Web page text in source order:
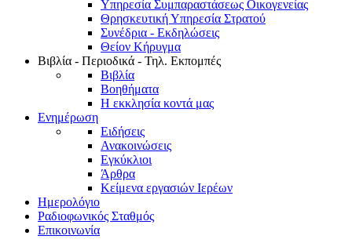
Υπηρεσία Συμπαραστάσεως Οικογενείας
Θρησκευτική Υπηρεσία Στρατού
Συνέδρια - Εκδηλώσεις
Θείον Κήρυγμα
Βιβλία - Περιοδικά - Τηλ. Εκπομπές
Βιβλία
Βοηθήματα
Η εκκλησία κοντά μας
Ενημέρωση
Ειδήσεις
Ανακοινώσεις
Εγκύκλιοι
Άρθρα
Κείμενα εργασιών Ιερέων
Ημερολόγιο
Ραδιοφωνικός Σταθμός
Επικοινωνία